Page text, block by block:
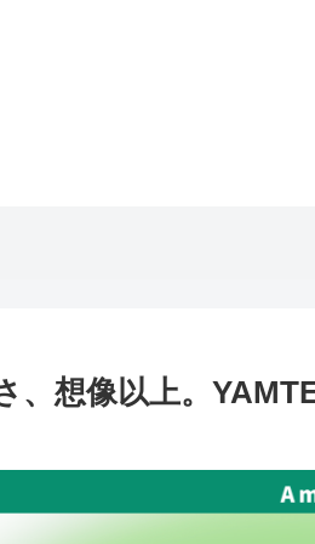
、想像以上。